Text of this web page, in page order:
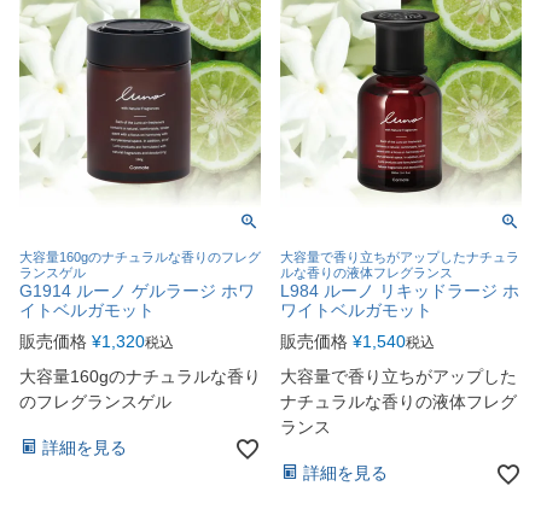
大容量160gのナチュラルな香りのフレグ
ランスゲル
G1914 ルーノ ゲルラージ ホワ
イトベルガモット
販売価格 ¥1,320税込
大容量160gのナチュラルな香り
のフレグランスゲル
詳細を見る
大容量で香り立ちがアップしたナチュラ
ルな香りの液体フレグランス
L984 ルーノ リキッドラージ ホ
ワイトベルガモット
販売価格 ¥1,540税込
大容量で香り立ちがアップした
ナチュラルな香りの液体フレグ
ランス
詳細を見る